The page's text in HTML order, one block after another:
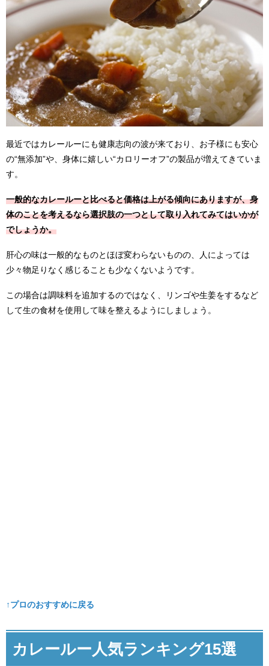
最近ではカレールーにも健康志向の波が来ており、お子様にも安心
の“無添加”や、身体に嬉しい“カロリーオフ”の製品が増えてきていま
す。
一般的なカレールーと比べると価格は上がる傾向にありますが、身
体のことを考えるなら選択肢の一つとして取り入れてみてはいかが
でしょうか。
肝心の味は一般的なものとほぼ変わらないものの、人によっては
少々物足りなく感じることも少なくないようです。
この場合は調味料を追加するのではなく、リンゴや生姜をするなど
して生の食材を使用して味を整えるようにしましょう。
↑プロのおすすめに戻る
カレールー人気ランキング15選